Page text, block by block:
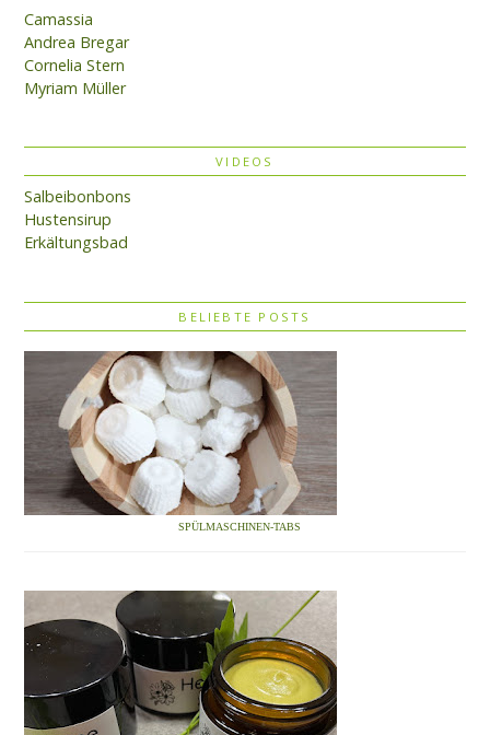
Camassia
Andrea Bregar
Cornelia Stern
Myriam Müller
VIDEOS
Salbeibonbons
Hustensirup
Erkältungsbad
BELIEBTE POSTS
SPÜLMASCHINEN-TABS